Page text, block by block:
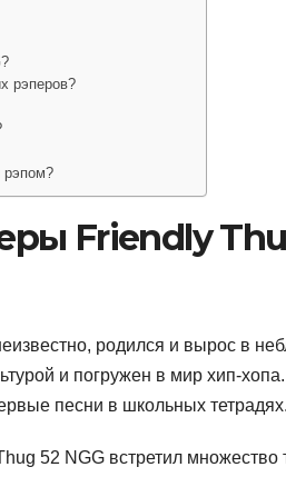
рэперов?
рэпом?
Friendly
родился и вырос в
и погружен в мир хип-
песни в школьных тетрадях.
52 NGG встретил множество